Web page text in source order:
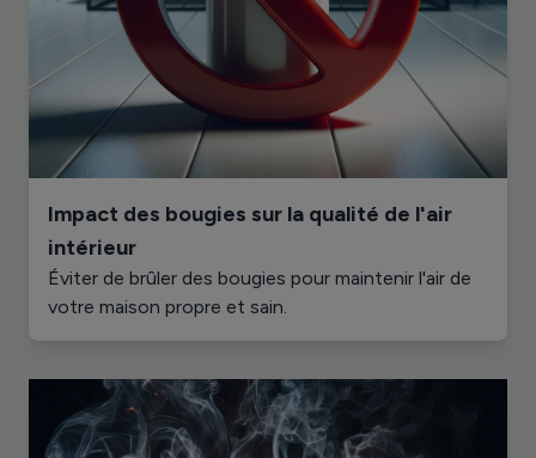
Impact des bougies sur la qualité de l'air
intérieur
Éviter de brûler des bougies pour maintenir l'air de
votre maison propre et sain.